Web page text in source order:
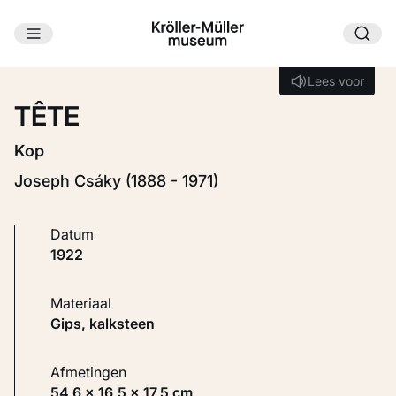
Ga naar hoofdinhoud
Lees voor
Lees voor
TÊTE
Kop
Joseph Csáky (1888 - 1971)
Datum
1922
Materiaal
Gips, kalksteen
Afmetingen